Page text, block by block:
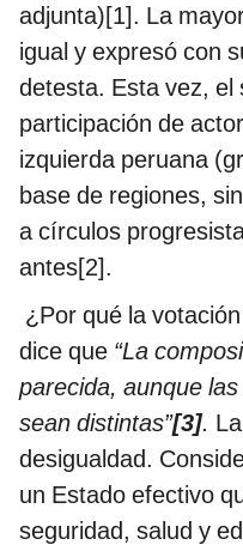
adjunta)[1]. La
igual y expresó con
detesta. Esta vez, el
participación de
izquierda peruana
base de regiones,
a círculos
antes[2].
¿Por qué la
dice que “La
parecida, aunque
sean distintas”[3].
desigualdad.
un Estado efectivo
seguridad, salud y